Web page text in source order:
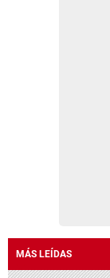
MÁS LEÍDAS